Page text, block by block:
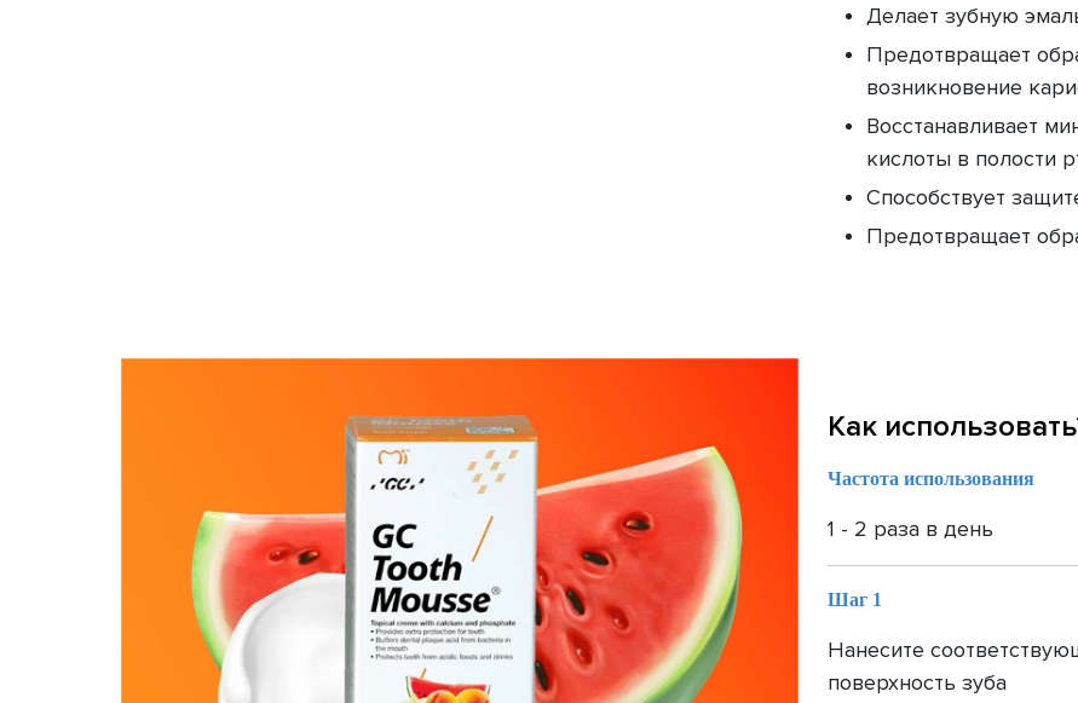
Делает зубную
Предотвращает
возникновение
Восстанавливает
кислоты в полости
Способствует
Предотвращает
Как
Частота использования
1 - 2 раза в день
Шаг 1
Нанесите
поверхность зуба